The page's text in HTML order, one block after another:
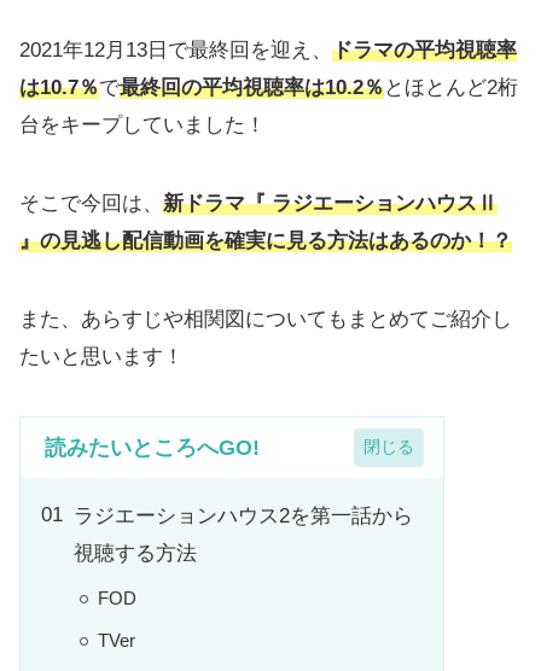
2021年12月13日で最終回を迎え、 ドラマの平均視聴率
は10.7％で最終回の平均視聴率は10.2％とほとんど2桁
台をキープしていました！
そこで今回は、 新ドラマ『ラジエーションハウスⅡ
』の見逃し配信動画を確実に見る方法はあるのか！？
また、あらすじや相関図についてもまとめてご紹介し
たいと思います！
読みたいところへGO!
ラジエーションハウス2を第一話から
視聴する方法
FOD
TVer